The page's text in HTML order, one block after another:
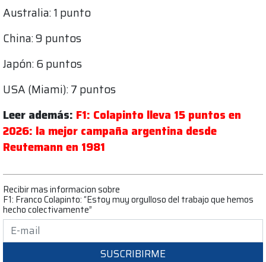
Australia: 1 punto
China: 9 puntos
Japón: 6 puntos
USA (Miami): 7 puntos
Leer además: F1: Colapinto lleva 15 puntos en
2026: la mejor campaña argentina desde
Reutemann en 1981
Recibir mas informacion sobre
F1: Franco Colapinto: “Estoy muy orgulloso del trabajo que hemos
hecho colectivamente”
SUSCRIBIRME